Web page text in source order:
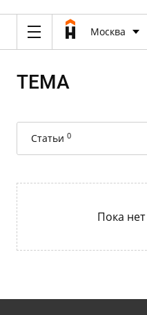
Москва
ТЕМА
Статьи 0
Пока